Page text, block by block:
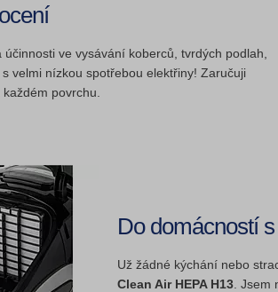
ve vysávání koberců, tvrdých podlah,
velmi nízkou spotřebou elektřiny! Zaručuji
povrchu.
Do domácností
Už žádné kýchání nebo
Clean Air HEPA H13 .